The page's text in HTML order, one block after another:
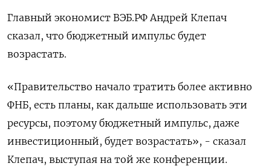
Главный экономист ВЭБ.РФ Андрей Клепач
сказал, что бюджетный импульс будет
возрастать.
«Правительство начало тратить более активно
ФНБ, есть планы, как дальше использовать эти
ресурсы, поэтому бюджетный импульс, даже
инвестиционный, будет возрастать», - сказал
Клепач, выступая на той же конференции.